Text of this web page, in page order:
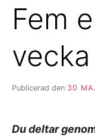
Fem
Publicerad den 30
Du deltar